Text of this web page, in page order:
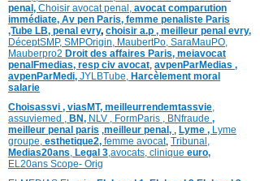
penal, Choisir avocat penal, avocat comparution
immédiate, Av pen Paris, femme penaliste Paris
,Tube LB, penal evry, choisir a.p , meilleur penal evry,
DéceptSMP, SMPOrigin, MaubertPo, SaraMauPO,
Mauberpro2 Droit des affaires Paris, meiavocat
penalFmedias, resp civ avocat avpenParMedias ,
avpenParMedi, JYLBTube, Harcèlement moral
salarie
Choisassvi , viasMT, meilleurrendemtassvie
assuviemed , BN, NLV , FormParis , BNfraude ,
meilleur penal paris meilleur penal, Lyme , Lyme
groupe, esthetique2, femme avocat, Tribunal,
Medias20ans Legal 3 avocats, clinique euro,
EL20ans Scope- Orig